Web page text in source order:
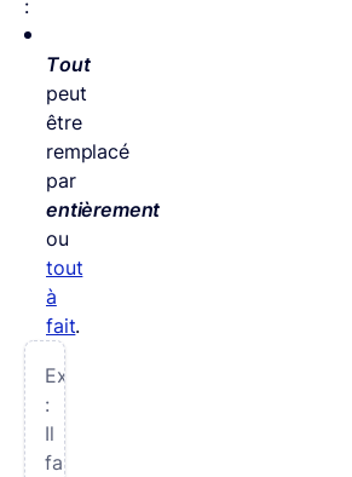
:
Tout
peut
être
remplacé
par
entièrement
ou
tout
à
fait.
Exemple
:
Il
faudra